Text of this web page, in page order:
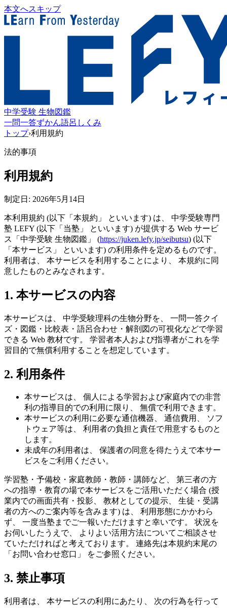
本文へスキップ
中学受験 生物図鑑
一問一答ずかん語呂 しくみ
トップ›利用規約
法的事項
利用規約
制定日: 2026年5月14日
本利用規約 (以下「本規約」 といいます) は、 中学受験専門
塾 LEFY (以下「当塾」 といいます) が提供する Web サービ
ス「 中学受験 生物図鑑 」 (https://juken.lefy.jp/seibutsu) (以下
「本サービス」 といいます) の利用条件を定めるものです。
利用者は、 本サービスを利用することにより、 本規約に同
意したものとみなされます。
1. 本サービスの内容
本サービスは、 中学受験理科の生物分野を、 一問一答クイ
ズ・図鑑・比較表・語呂合わせ・解剖図の可視化などで学習
できる Web 教材です。 学習者本人および指導者がこれを学
習目的で無償利用することを想定しています。
2. 利用条件
本サービスは、 個人による学習および家庭内での非営
利の指導目的での利用に限り、 無償で利用できます。
本サービスの利用に必要な通信機器、 通信費用、 ソフ
トウェア等は、 利用者の負担と責任で用意するものと
します。
未成年の利用者は、 保護者の同意を得たうえで本サー
ビスをご利用ください。
学習塾・予備校・家庭教師・教師・講師など、 第三者の方
への指導・教育の場で本サービスをご活用いただく場合 (授
業内での画面共有・投影、 教材としての提示、 生徒・受講
者の方へのご案内等を含みます) は、 利用形態にかかわら
ず、 一度当塾までご一報いただけますと幸いです。 状況を
お伺いしたうえで、 よりよい活用方法についてご相談させ
ていただければと考えております。 連絡先は本規約末尾の
「お問い合わせ窓口」 をご参照ください。
3. 禁止事項
利用者は、 本サービスの利用にあたり、 次の行為を行って